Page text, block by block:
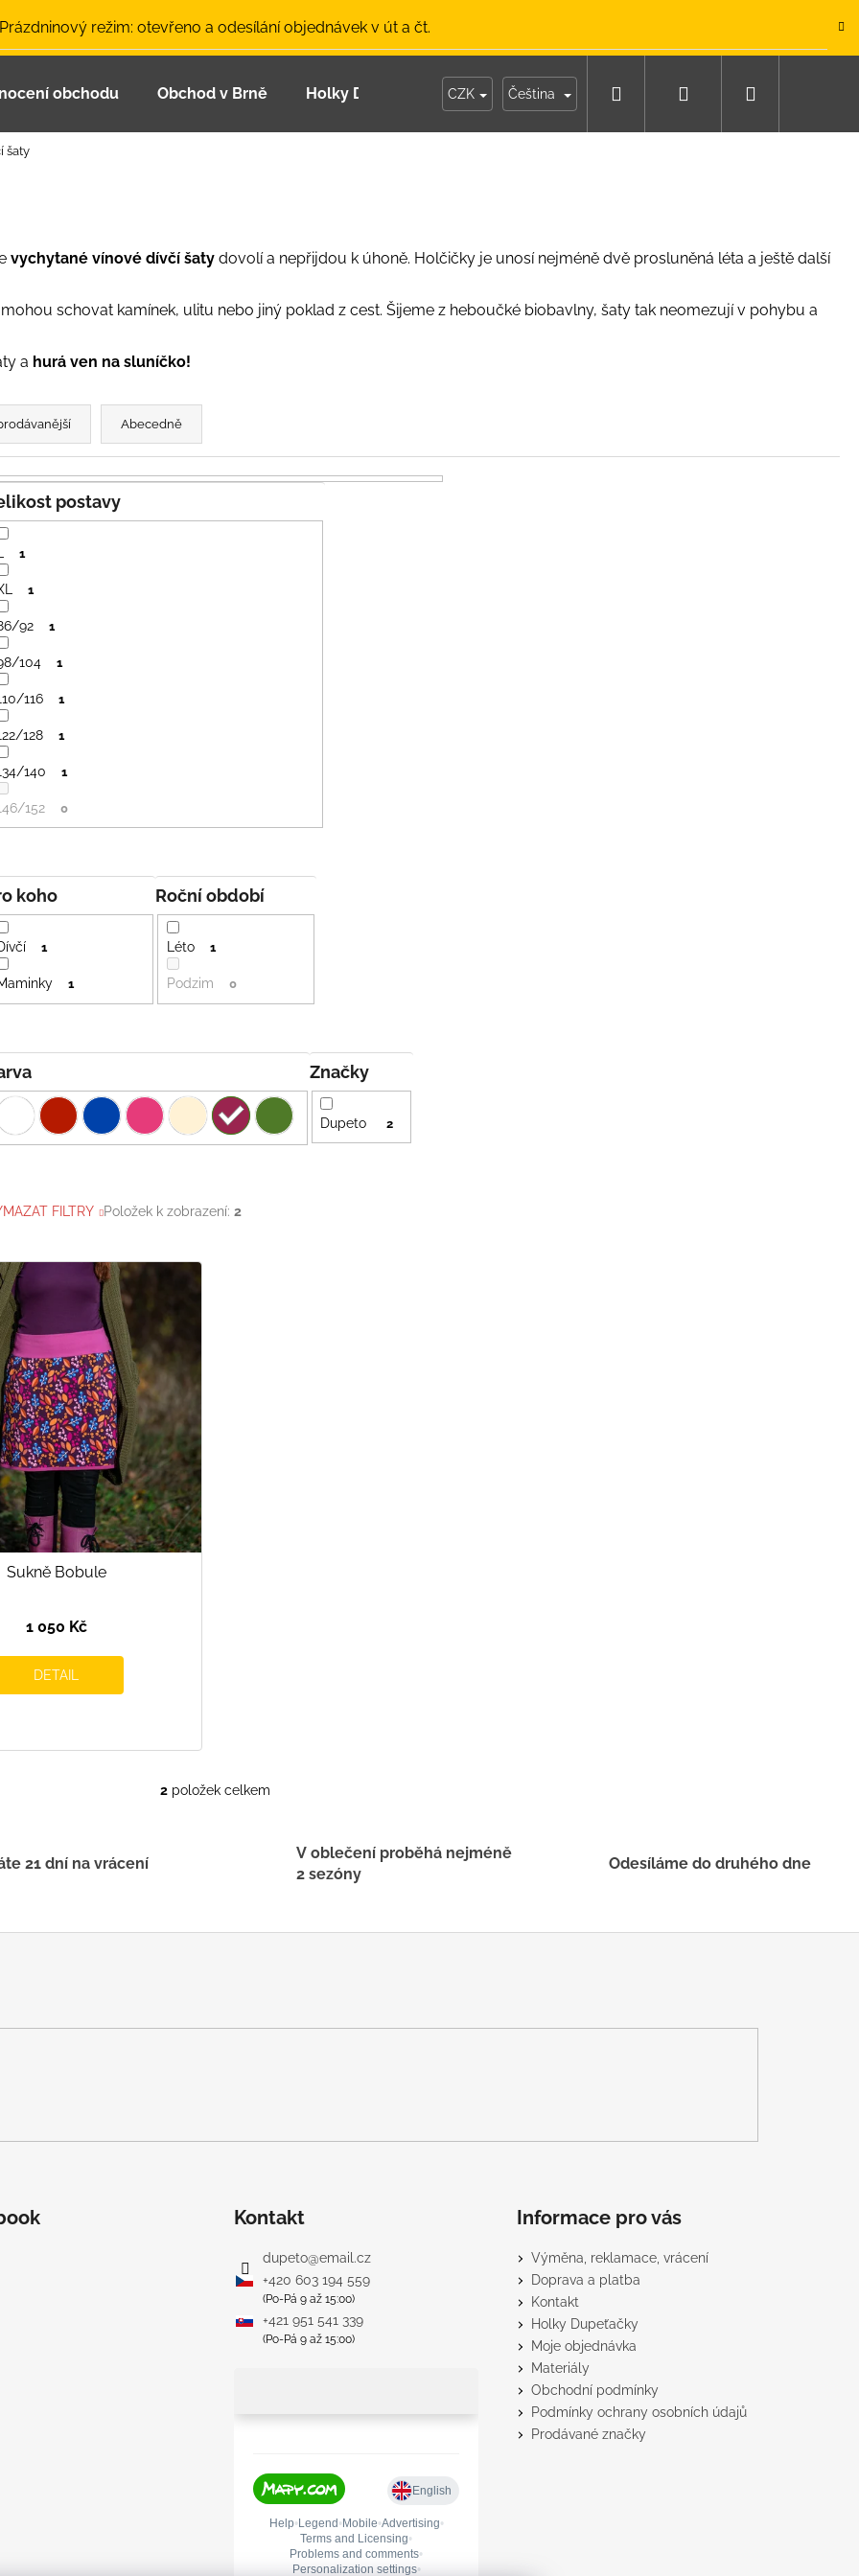
režim: otevřeno a odesílání objednávek v út a čt.
obchodu Obchod v Brně Holky Dupeťačky Moje objednávka
CZK Čeština Hledat Přihlášení
šaty
vychytané vínové dívčí šaty dovolí a nepřijdou k úhoně. Holčičky je unosí nejméně dvě prosluněná léta a ještě další
schovat kamínek, ulitu nebo jiný poklad z cest. Šijeme z heboučké biobavlny, šaty tak neomezují v pohybu a
a hurá ven na sluníčko!
Abecedně
Značky
Dupeto 2
koho
1
1
Roční období
Léto 1
Podzim 0
postavy
1
1
92 1
104 1
116 1
128 1
140 1
152 0
FILTRY Položek k zobrazení: 2
Sukně Bobule
1 050 Kč
DETAIL
O
c
k
i
2položek celkem
21 dní na vrácení
V oblečení proběhá nejméně
2 sezóny
Odesíláme do druhého dne
Co potřebujete najít?
Doporučujeme
ČEPICE UV 30 SVĚTLE MODRÁ
Kč
435 Kč
Kontakt
dupeto@email.cz
+420 603 194 559
(Po-Pá 9 až 15:00)
+421 951 541 339
(Po-Pá 9 až 15:00)
Informace pro vás
Výměna, reklamace, vrácení
Doprava a platba
Kontakt
Holky Dupeťačky
Moje objednávka
Materiály
Obchodní podmínky
Podmínky ochrany osobních údajů
Prodávané značky